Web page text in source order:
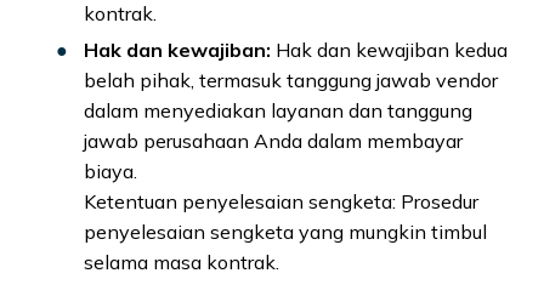
kontrak.
Hak dan kewajiban: Hak dan kewajiban kedua
belah pihak, termasuk tanggung jawab vendor
dalam menyediakan layanan dan tanggung
jawab perusahaan Anda dalam membayar
biaya.
Ketentuan penyelesaian sengketa: Prosedur
penyelesaian sengketa yang mungkin timbul
selama masa kontrak.